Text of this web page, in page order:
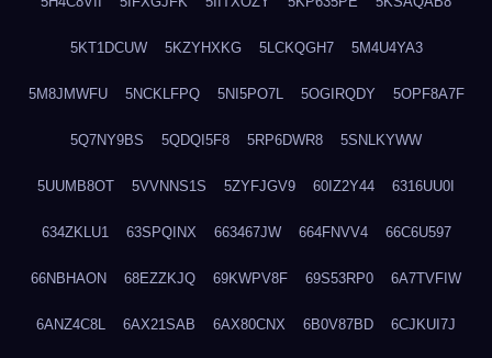
5KT1DCUW 5KZYHXKG 5LCKQGH7 5M4U4YA3
5M8JMWFU 5NCKLFPQ 5NI5PO7L 5OGIRQDY 5OPF8A7F
5Q7NY9BS 5QDQI5F8 5RP6DWR8 5SNLKYWW
5UUMB8OT 5VVNNS1S 5ZYFJGV9 60IZ2Y44 6316UU0I
634ZKLU1 63SPQINX 663467JW 664FNVV4 66C6U597
66NBHAON 68EZZKJQ 69KWPV8F 69S53RP0 6A7TVFIW
6ANZ4C8L 6AX21SAB 6AX80CNX 6B0V87BD 6CJKUI7J